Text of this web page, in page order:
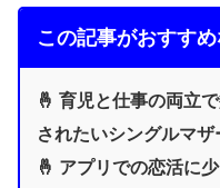
この記事がおすす
🤞 育児と仕事の両立
されたいシングルマザ
🤞 アプリでの恋活に